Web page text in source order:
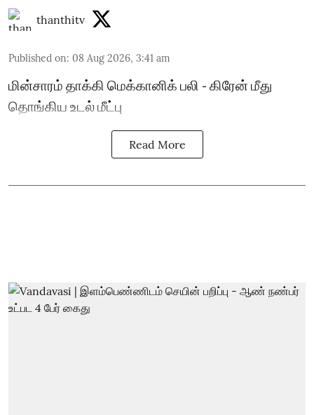
thanthitv
Published on: 08 Aug 2026, 3:41 am
மின்சாரம் தாக்கி மெக்கானிக் பலி - கிரேன் மீது
தொங்கிய உடல் மீட்பு
Read More